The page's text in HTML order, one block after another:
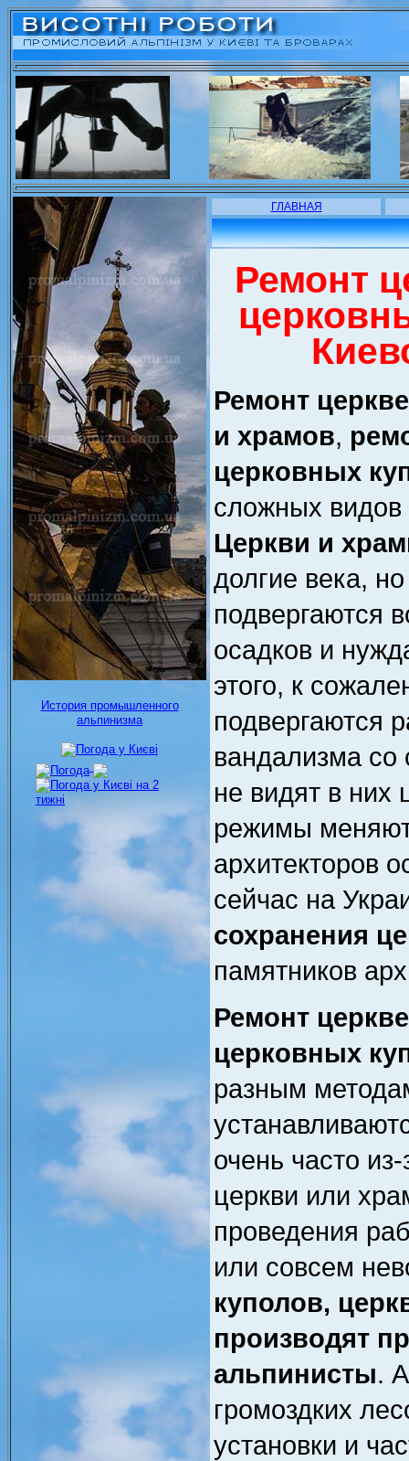
История промышленного
альпинизма
ГЛАВНАЯ
Ремонт
Ремонт
и храмов,
церковных
сложных видов
Церкви и
долгие века,
подвергаются
осадков и
этого, к
подвергаются
вандализма
не видят в них
режимы
архитекторов
сейчас на
сохранения
памятников
Ремонт
церковных
разным
очень часто
церкви или
проведения
или совсем
куполов,
производят
альпинисты.
громоздких
установки и